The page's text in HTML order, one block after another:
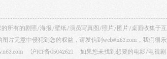
的所有的剧照/海报/壁纸/演员写真图/照片/图片/桌面收集于
片无意中侵犯到您的权益，请发信到web#n63.com，我们很
沪ICP备05042621 如果您未找到想要的电影/电视剧